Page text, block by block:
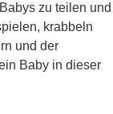
zu teilen und
krabbeln
und der
Baby in dieser